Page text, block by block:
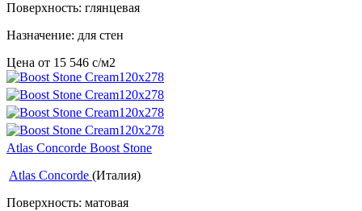
Поверхность: глянцевая
Назначение: для стен
Цена от 15 546 c/м2
Atlas Concorde Boost Stone
Atlas Concorde (Италия)
Поверхность: матовая